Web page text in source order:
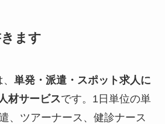
ます
単発・派遣・スポット求人に
材サービスです。1日単位の単
、ツアーナース、健診ナース